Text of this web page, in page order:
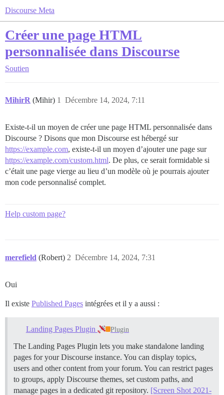
Discourse Meta
Créer une page HTML
personnalisée dans Discourse
Soutien
MihirR (Mihir) Décembre 14, 2024, 7:11
1
Existe-t-il un moyen de créer une page HTML personnalisée dans
Discourse ? Disons que mon Discourse est hébergé sur
https://example.com, existe-t-il un moyen d’ajouter une page sur
https://example.com/custom.html. De plus, ce serait formidable si
c’était une page vierge au lieu d’un modèle où je pourrais ajouter
mon code personnalisé complet.
Help custom page?
merefield (Robert) Décembre 14, 2024, 7:31
2
Oui
Il existe Published Pages intégrées et il y a aussi :
Landing Pages Plugin Plugin
The Landing Pages Plugin lets you make standalone landing
pages for your Discourse instance. You can display topics,
users and other content from your forum. You can restrict pages
to groups, apply Discourse themes, set custom paths, and
manage pages in a dedicated git repository. [Screen Shot 2021-